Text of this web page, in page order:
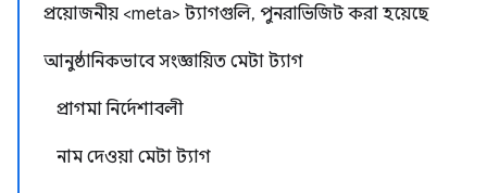
প্রয়োজনীয় <meta> ট্যাগগুলি, পুনরাভিজিট করা হয়েছে
আনুষ্ঠানিকভাবে সংজ্ঞায়িত মেটা ট্যাগ
প্রাগমা নির্দেশাবলী
নাম দেওয়া মেটা ট্যাগ